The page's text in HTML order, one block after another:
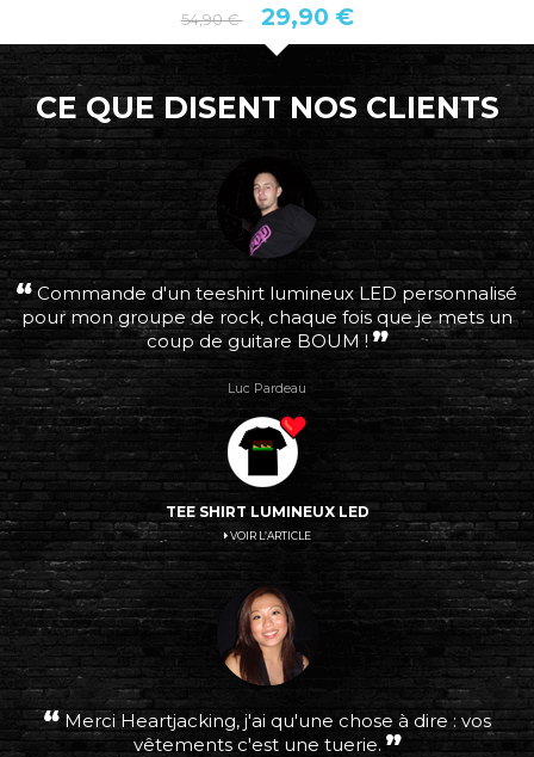
54,90 € 29,90 €
CE QUE DISENT NOS CLIENTS
Commande d'un teeshirt lumineux LED personnalisé
pour mon groupe de rock, chaque fois que je mets un
coup de guitare BOUM !
Luc Pardeau
TEE SHIRT LUMINEUX LED
VOIR L’ARTICLE
Merci Heartjacking, j'ai qu'une chose à dire : vos
vêtements c'est une tuerie.